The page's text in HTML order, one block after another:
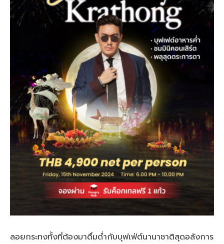
ลอยกระทงทั้งที่ต้องมาดื่มด่ำกับบุฟเฟ่ต์นานาชาติสุดอลังการ